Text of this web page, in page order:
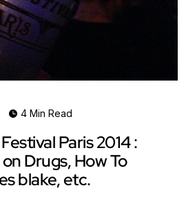
4 Min Read
Paris 2014 :
Drugs, How To
blake, etc.